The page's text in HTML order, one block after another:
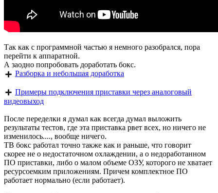
Так как с программной частью я немного разобрался, пора
перейти к аппаратной.
А заодно попробовать доработать бокс.
Разборка и небольшая доработка
Примеры подключения приставки через аналоговый
видеовыход
После переделки я думал как всегда думал выложить
результаты тестов, где эта приставка рвет всех, но ничего не
изменилось...., вообще ничего.
ТВ бокс работал точно также как и раньше, что говорит
скорее не о недостаточном охлаждении, а о недоработанном
ПО приставки, либо о малом объеме ОЗУ, которого не хватает
ресурсоемким приложениям. Причем комплектное ПО
работает нормально (если работает).